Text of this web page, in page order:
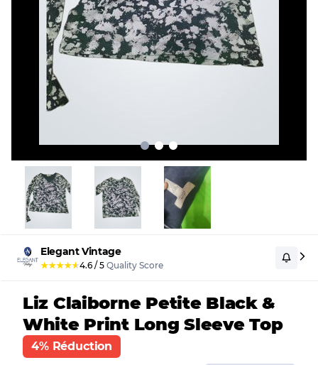
Elegant Vintage
★★★★★4.6 / 5 Quality Score
Liz Claiborne Petite Black &
White Print Long Sleeve Top
4% Réduction